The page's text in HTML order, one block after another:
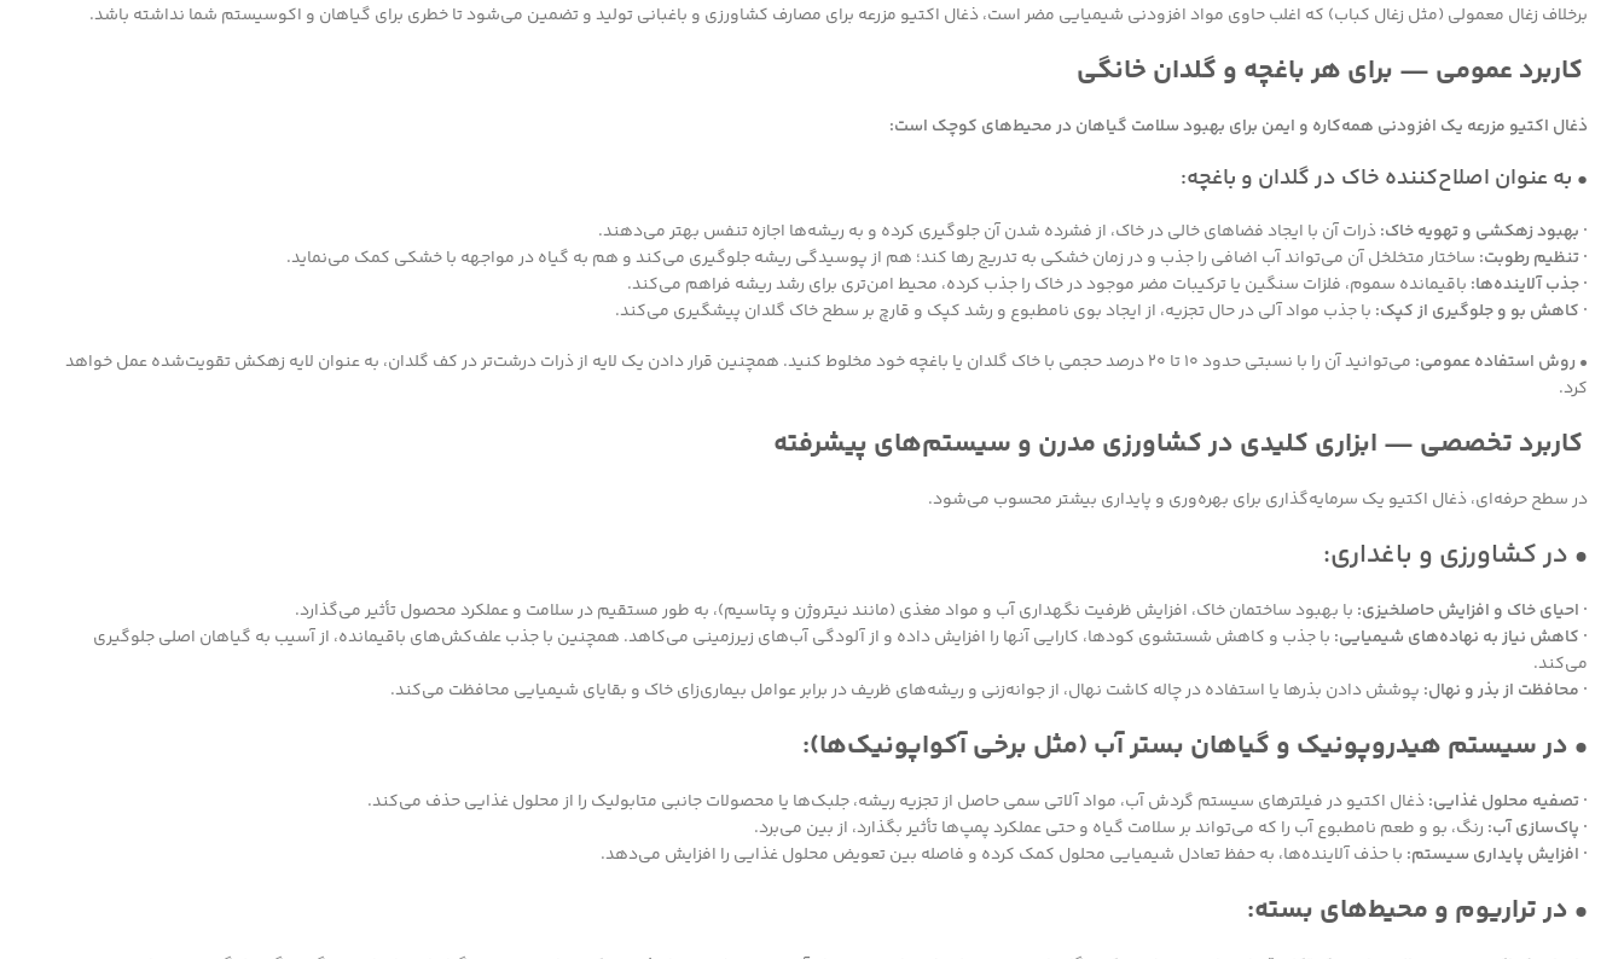
برخلاف زغال معمولی (مثل زغال کباب) که اغلب حاوی مواد افزودنی شیمیایی مضر است، ذغال اکتیو مزرعه برای مصارف کشاورزی و باغبانی تولید و تضمین می‌شود تا خطری برای گیاهان و اکوسیستم شما نداشته باشد.
کاربرد عمومی — برای هر باغچه و گلدان خانگی
ذغال اکتیو مزرعه یک افزودنی همه‌کاره و ایمن برای بهبود سلامت گیاهان در محیط‌های کوچک است:
• به عنوان اصلاح‌کننده خاک در گلدان و باغچه:
· بهبود زهکشی و تهویه خاک:ذرات آن با ایجاد فضاهای خالی در خاک، از فشرده شدن آن جلوگیری کرده و به ریشه‌ها اجازه تنفس بهتر می‌دهند.
· تنظیم رطوبت: ساختار متخلخل آن می‌تواند آب اضافی را جذب و در زمان خشکی به تدریج رها کند؛ هم از پوسیدگی ریشه جلوگیری می‌کند و هم به گیاه در مواجهه با خشکی کمک می‌نماید.
· جذب آلاینده‌ها: باقیمانده سموم، فلزات سنگین یا ترکیبات مضر موجود در خاک را جذب کرده، محیط امن‌تری برای رشد ریشه فراهم می‌کند.
· کاهش بو و جلوگیری از کپک: با جذب مواد آلی در حال تجزیه، از ایجاد بوی نامطبوع و رشد کپک و قارچ بر سطح خاک گلدان پیشگیری می‌کند.
• روش استفاده عمومی:
می‌توانید آن را با نسبتی حدود ۱۰ تا ۲۰ درصد حجمی با خاک گلدان یا باغچه خود مخلوط کنید. همچنین قرار دادن یک لایه از ذرات درشت‌تر در کف گلدان، به عنوان لایه زهکش تقویت‌شده عمل خواهد
کرد.
کاربرد تخصصی — ابزاری کلیدی در کشاورزی مدرن و سیستم‌های پیشرفته
در سطح حرفه‌ای، ذغال اکتیو یک سرمایه‌گذاری برای بهره‌وری و پایداری بیشتر محسوب می‌شود.
• در کشاورزی و باغداری:
· احیای خاک و افزایش حاصلخیزی: با بهبود ساختمان خاک، افزایش ظرفیت نگهداری آب و مواد مغذی (مانند نیتروژن و پتاسیم)، به طور مستقیم در سلامت و عملکرد محصول تأثیر می‌گذارد.
· کاهش نیاز به نهاده‌های شیمیایی: با جذب و کاهش شستشوی کودها، کارایی آنها را افزایش داده و از آلودگی آب‌های زیرزمینی می‌کاهد. همچنین با جذب علف‌کش‌های باقیمانده، از آسیب به گیاهان اصلی جلوگیری
می‌کند.
· محافظت از بذر و نهال: پوشش دادن بذرها یا استفاده در چاله کاشت نهال، از جوانه‌زنی و ریشه‌های ظریف در برابر عوامل بیماری‌زای خاک و بقایای شیمیایی محافظت می‌کند.
• در سیستم هیدروپونیک و گیاهان بستر آب (مثل برخی آکواپونیک‌ها):
· تصفیه محلول غذایی:ذغال اکتیو در فیلترهای سیستم گردش آب، مواد آلاتی سمی حاصل از تجزیه ریشه، جلبک‌ها یا محصولات جانبی متابولیک را از محلول غذایی حذف می‌کند.
· پاک‌سازی آب: رنگ، بو و طعم نامطبوع آب را که می‌تواند بر سلامت گیاه و حتی عملکرد پمپ‌ها تأثیر بگذارد، از بین می‌برد.
· افزایش پایداری سیستم: با حذف آلاینده‌ها، به حفظ تعادل شیمیایی محلول کمک کرده و فاصله بین تعویض محلول غذایی را افزایش می‌دهد.
• در تراریوم و محیط‌های بسته: